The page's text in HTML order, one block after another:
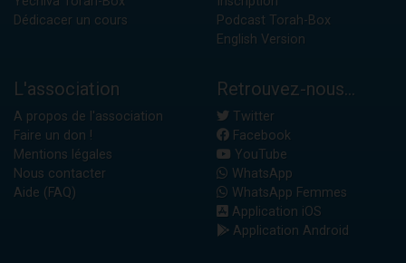
Dédicacer un cours
Podcast Torah-Box
English Version
L'association
A propos de l'association
Faire un don !
Mentions légales
Nous contacter
Aide (FAQ)
Retrouvez-nous...
Twitter
Facebook
YouTube
WhatsApp
WhatsApp Femmes
Application iOS
Application Android